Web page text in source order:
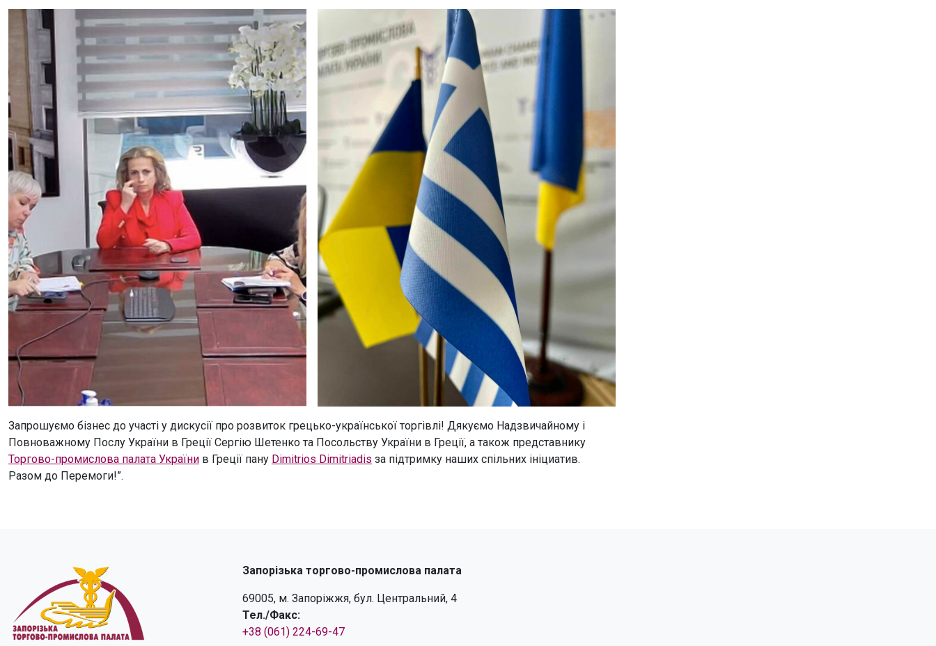
Запрошуємо бізнес до участі у дискусії про розвиток грецько-української торгівлі! Дякуємо Надзвичайному і
Повноважному Послу України в Греції Сергію Шетенко та Посольству України в Греції, а також представнику
Торгово-промислова палата України в Греції пану Dimitrios Dimitriadis за підтримку наших спільних ініциатив.
Разом до Перемоги!”.
Запорізька торгово-промислова палата
69005, м. Запоріжжя, бул. Центральний, 4
Тел./Факс:
+38 (061) 224-69-47